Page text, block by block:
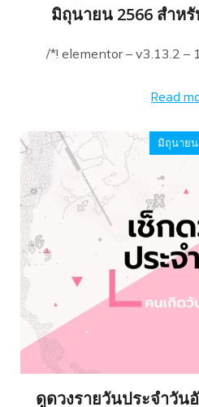
มิถุนายน 2566 สำห
/*! elementor – v3.13.2
Read
มิถุนายน
ดูดวงรายวันประจำวัน